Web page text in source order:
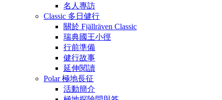
名人專訪
Classic 多日健行
關於 Fjällräven Classic
瑞典國王小徑
行前準備
健行故事
延伸閱讀
Polar 極地長征
活動簡介